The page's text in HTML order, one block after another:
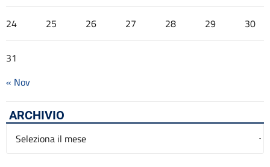
24 25 26 27 28 29 30
31
« Nov
ARCHIVIO
Archivio